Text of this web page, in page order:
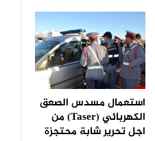
استعمال مسدس الصعق
الكهربائي (Taser) من
اجل تحرير شابة محتجزة